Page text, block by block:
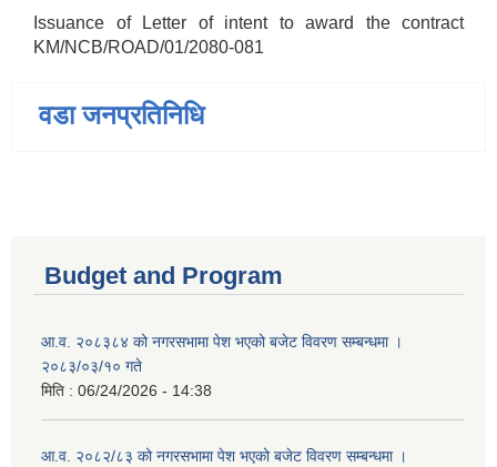
Issuance of Letter of intent to award the contract
KM/NCB/ROAD/01/2080-081
वडा जनप्रतिनिधि
Budget and Program
आ.व. २०८३८४ को नगरसभामा पेश भएको बजेट विवरण सम्बन्धमा ।
२०८३/०३/१० गते
मिति : 06/24/2026 - 14:38
आ.व. २०८२/८३ को नगरसभामा पेश भएको बजेट विवरण सम्बन्धमा ।